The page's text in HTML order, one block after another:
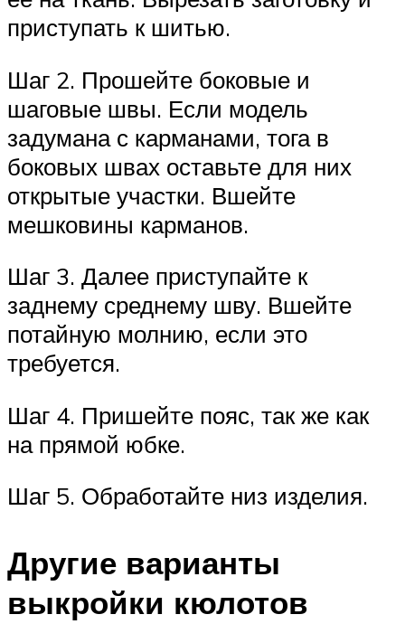
приступать к шитью.
Шаг 2. Прошейте боковые и
шаговые швы. Если модель
задумана с карманами, тога в
боковых швах оставьте для них
открытые участки. Вшейте
мешковины карманов.
Шаг 3. Далее приступайте к
заднему среднему шву. Вшейте
потайную молнию, если это
требуется.
Шаг 4. Пришейте пояс, так же как
на прямой юбке.
Шаг 5. Обработайте низ изделия.
Другие варианты
выкройки кюлотов